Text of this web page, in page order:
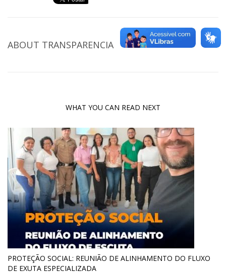
ABOUT TRANSPARENCIA
WHAT YOU CAN READ NEXT
PROTEÇÃO SOCIAL: REUNIÃO DE ALINHAMENTO DO FLUXO
DE EXUTA ESPECIALIZADA